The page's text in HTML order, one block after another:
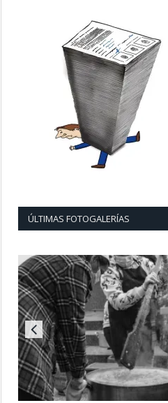
ÚLTIMAS FOTOGALERÍAS